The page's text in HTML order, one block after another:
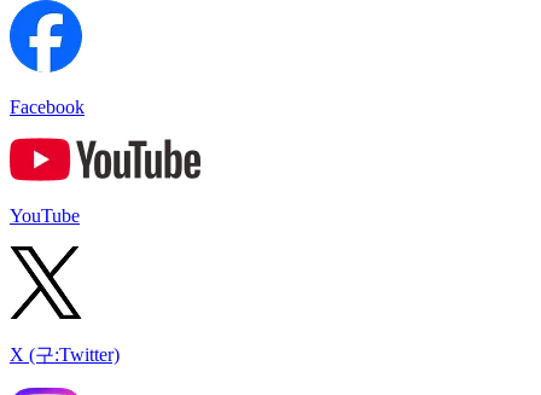
Facebook
YouTube
X (구:Twitter)